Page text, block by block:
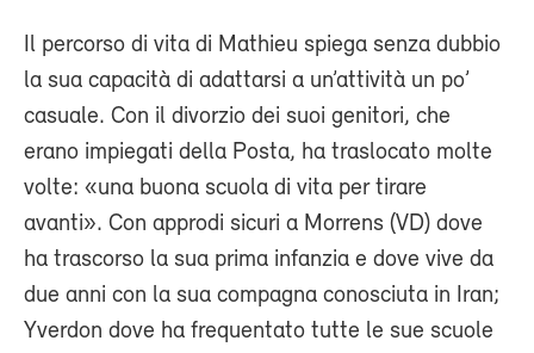
Il percorso di vita di Mathieu spiega senza dubbio
la sua capacità di adattarsi a un’attività un po’
casuale. Con il divorzio dei suoi genitori, che
erano impiegati della Posta, ha traslocato molte
volte: «una buona scuola di vita per tirare
avanti». Con approdi sicuri a Morrens (VD) dove
ha trascorso la sua prima infanzia e dove vive da
due anni con la sua compagna conosciuta in Iran;
Yverdon dove ha frequentato tutte le sue scuole